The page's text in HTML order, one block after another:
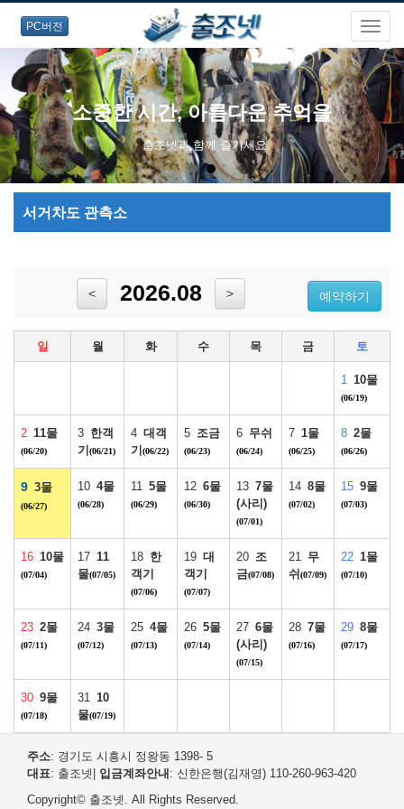
PC버전
소중한 시간, 아름다운 추억을
출조넷과 함께 즐기세요.
서거차도 관측소
< 2026.08 > 예약하기
일 월 화 수 목 금 토
1 10물
(06/19)
2 11물
(06/20)
3 한객
기 (06/21)
4 대객
기 (06/22)
5 조금
(06/23)
6 무쉬
(06/24)
7 1물
(06/25)
8 2물
(06/26)
9 3물
(06/27)
10 4물
(06/28)
11 5물
(06/29)
12 6물
(06/30)
13 7물
(사리)
(07/01)
14 8물
(07/02)
15 9물
(07/03)
16 10물
(07/04)
17 11
물(07/05)
18 한
객기
(07/06)
19 대
객기
(07/07)
20 조
금(07/08)
21 무
쉬 (07/09)
22 1물
(07/10)
23 2물
(07/11)
24 3물
(07/12)
25 4물
(07/13)
26 5물
(07/14)
27 6물
(사리)
(07/15)
28 7물
(07/16)
29 8물
(07/17)
30 9물
(07/18)
31 10
물(07/19)
주소: 경기도 시흥시 정왕동 1398- 5
대표: 출조넷 입금계좌안내 : 신한은행(김재영) 110-260-963-420
Copyright© 출조넷. All Rights Reserved.